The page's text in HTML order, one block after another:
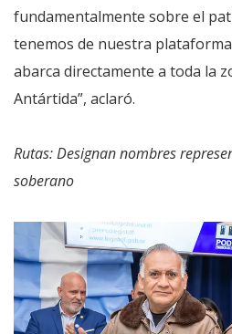
fundamentalmente sobre el
tenemos de nuestra
abarca directamente a toda la
Antártida”, aclaró.
Rutas: Designan nombres
soberano